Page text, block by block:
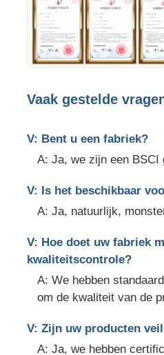
Vaak gestelde
V: Bent u een fabriek?
A: Ja, we zijn een
V: Is het beschikbaar
A: Ja, natuurlijk,
V: Hoe doet uw fabriek
kwaliteitscontrole?
A: We hebben
om de kwaliteit van de
V: Zijn uw producten
A: Ja, we hebben